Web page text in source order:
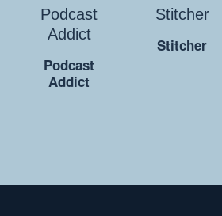
Podcast
Addict
Stitcher